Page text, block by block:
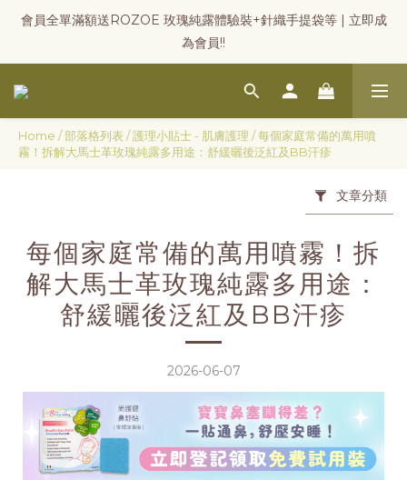
會員全單滿額送ROZOE 玫瑰純露體驗裝+針織手提袋等 | 立即成
為會員!!
Home /部落格列表 /護理小貼士 - 肌膚護理 /每個家庭常備的萬用噴
霧！拆解大馬士革玫瑰純露多用途：舒緩曬後泛紅及BB汗疹
文章分類
每個家庭常備的萬用噴霧！拆
解大馬士革玫瑰純露多用途：
舒緩曬後泛紅及BB汗疹
2026-06-07